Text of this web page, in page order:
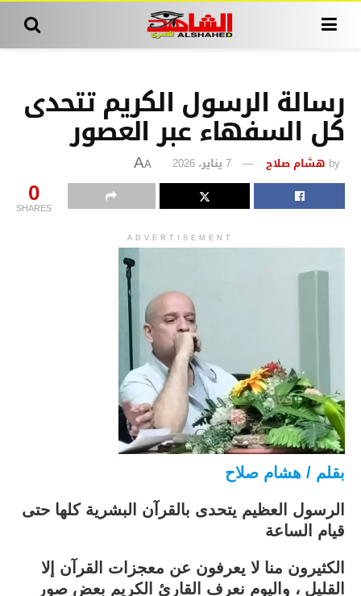
رسالة الرسول الكريم تتحدى
كل السفهاء عبر العصور
by هشام صلاح 7 يناير، 2026 A
A
0
SHARES
ADVERTISEMENT
بقلم / هشام صلاح
الرسول العظيم يتحدى بالقرآن البشرية كلها حتى
قيام الساعة
الكثيرون منا لا يعرفون عن معجزات القرآن إلا
القليل ، واليوم نعرف القارئ الكريم بعض صور